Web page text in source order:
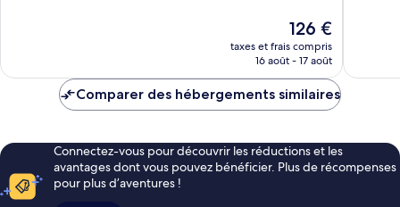
Le
nouveau
prix
de
126 €
taxes et frais compris
16 août - 17 août
Comparer des hébergements similaires
Connectez-vous pour découvrir les réductions et les
avantages dont vous pouvez bénéficier. Plus de récompenses
pour plus d’aventures !